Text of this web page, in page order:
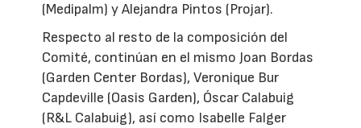
(Medipalm) y Alejandra Pintos (Projar).
Respecto al resto de la composición del
Comité, continúan en el mismo Joan Bordas
(Garden Center Bordas), Veronique Bur
Capdeville (Oasis Garden), Óscar Calabuig
(R&L Calabuig), así como Isabelle Falger